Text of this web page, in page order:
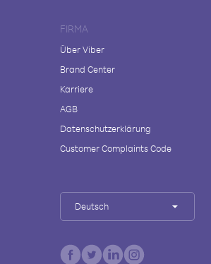
FIRMA
Über Viber
Brand Center
Karriere
AGB
Datenschutzerklärung
Customer Complaints Code
Deutsch